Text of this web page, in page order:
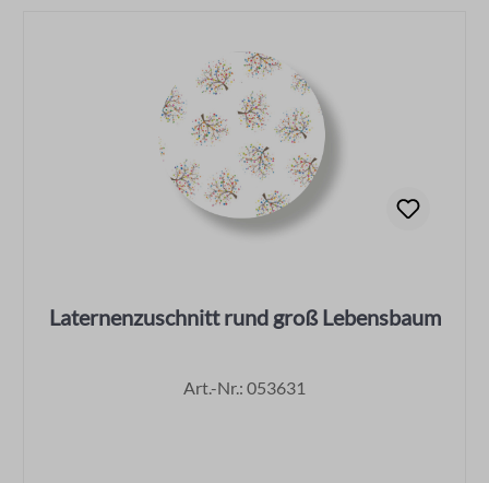
Laternenzuschnitt rund groß Lebensbaum
Art.-Nr.: 053631